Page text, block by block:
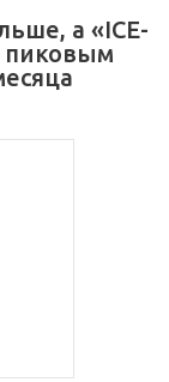
а «ICE-
пиковым